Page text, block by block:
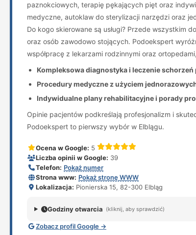
paznokciowych, terapię pękających pięt oraz
medyczne, autoklaw do sterylizacji narzędzi oraz
Do kogo skierowane są usługi? Przede
oraz osób zawodowo stojących. Podoekspert
współpracę z lekarzami rodzinnymi oraz
Kompleksowa diagnostyka i leczenie
Procedury medyczne z użyciem
Indywidualne plany rehabilitacyjne i porady
Opinie pacjentów podkreślają profesjonalizm i
Podoekspert to pierwszy wybór w Elblągu.
Ocena w Google: 5
Liczba opinii w Google: 39
Telefon: Pokaż numer
Strona www: Pokaż stronę WWW
Lokalizacja: Pionierska 15, 82-300 Elbląg
Godziny otwarcia (kliknij, aby sprawdzić)
Zobacz profil Google →